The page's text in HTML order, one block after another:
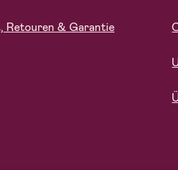
Retouren & Garantie